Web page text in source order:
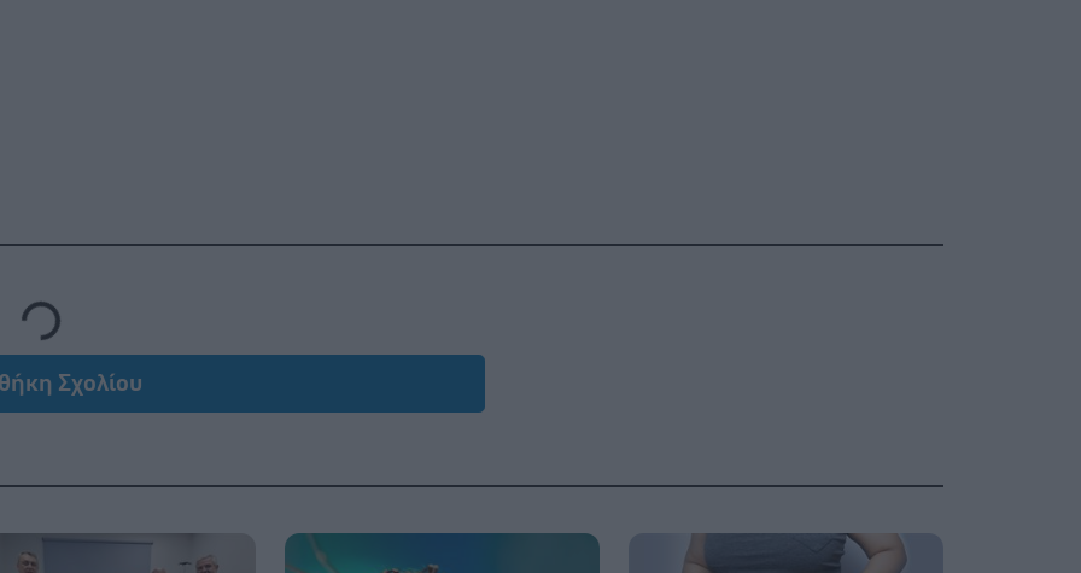
Loading...
Σχολίου